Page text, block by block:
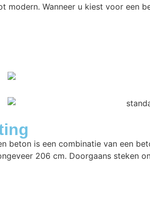
modern. Wanneer u kiest voor
beton is een combinatie van een
206 cm. Doorgaans steken